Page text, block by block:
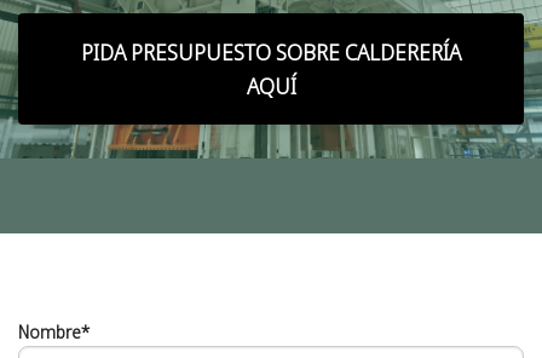
PIDA PRESUPUESTO SOBRE CALDERERÍA
AQUÍ
Nombre*